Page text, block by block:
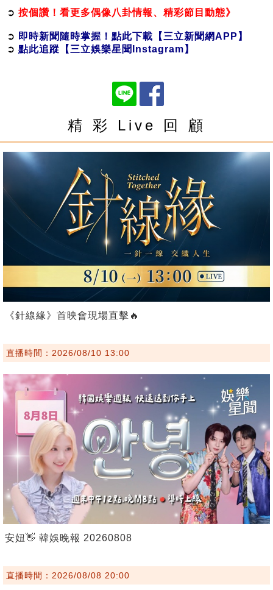
➲按個讚！看更多偶像八卦情報、精彩節目動態》
➲ 即時新聞隨時掌握！點此下載【三立新聞網APP】
➲點此追蹤【三立娛樂星聞Instagram】
精 彩 Live 回 顧
《針線緣》首映會現場直擊🔥
直播時間：2026/08/10 13:00
安妞👋 韓娛晚報 20260808
直播時間：2026/08/08 20:00